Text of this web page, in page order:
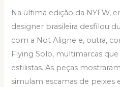
Na última edição da NYFW,
designer brasileira desfilou
com a Not Aligne e, outra,
Flying Solo, multimarcas
estilistas. As peças
simulam escamas de peixes